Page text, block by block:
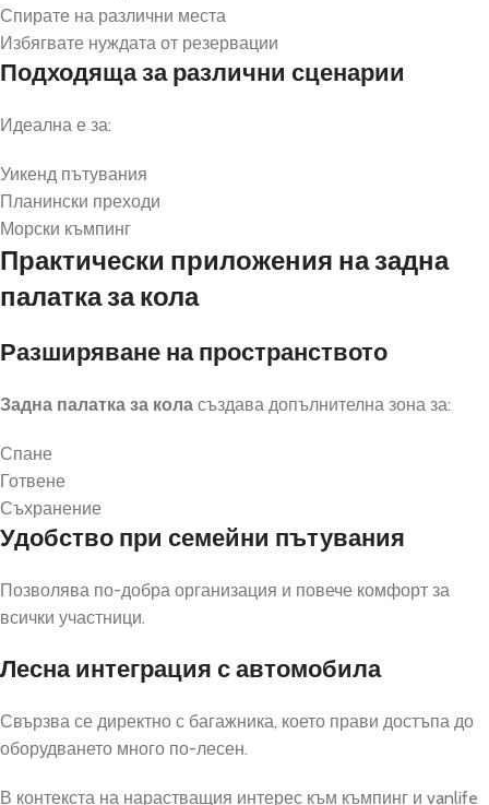
Спирате на различни места
Избягвате нуждата от резервации
Подходяща за различни сценарии
Идеална е за:
Уикенд пътувания
Планински преходи
Морски къмпинг
Практически приложения на задна
палатка за кола
Разширяване на пространството
Задна палатка за кола създава допълнителна зона за:
Спане
Готвене
Съхранение
Удобство при семейни пътувания
Позволява по-добра организация и повече комфорт за
всички участници.
Лесна интеграция с автомобила
Свързва се директно с багажника, което прави достъпа до
оборудването много по-лесен.
В контекста на нарастващия интерес към къмпинг и vanlife